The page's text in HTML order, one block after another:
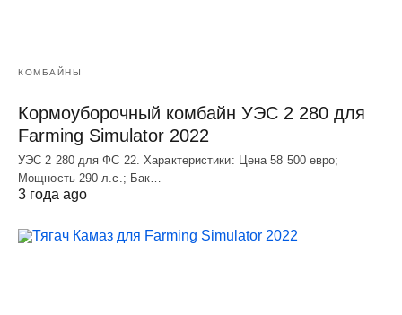
КОМБАЙНЫ
Кормоуборочный комбайн УЭC 2 280 для
Farming Simulator 2022
УЭC 2 280 для ФС 22. Характеристики: Цена 58 500 евро;
Мощность 290 л.с.; Бак…
3 года ago